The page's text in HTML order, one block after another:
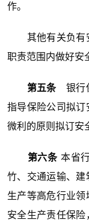
作。
其他有关负有安
职责范围内做好安
第五条银行保
指导保险公司拟
微利的原则拟订安
第六条 本省
竹、交通运输、建
生产等高危行业
安全生产责任保